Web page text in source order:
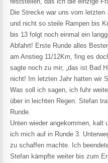
Die Strecke war uns vom letzten
und nicht so steile Rampen bis
bis 13 folgt noch einmal ein
Abfahrt! Erste Runde alles
am Anstieg 11/12Km, fing es
sagte noch zu mir, „das ist Bad
nicht! Im letzten Jahr hatten wir
Was soll ich sagen, ich fuhr
über in leichten Regen. Stefan
Runde.
Unten wieder angekommen, kalt
ich mich auf in Runde 3.
zu schaffen machte. Ich
Stefan kämpfte weiter bis zum